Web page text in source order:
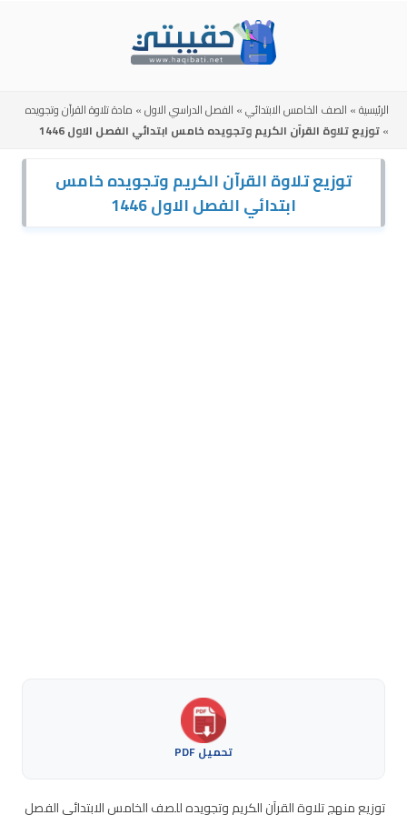
الرئيسية» الصف الخامس الابتدائي» الفصل الدراسي الاول» مادة تلاوة القرآن وتجويده
»توزيع تلاوة القرآن الكريم وتجويده خامس ابتدائي الفصل الاول 1446
توزيع تلاوة القرآن الكريم وتجويده خامس
ابتدائي الفصل الاول 1446
تحميل PDF
توزيع منهج تلاوة القرآن الكريم وتجويده للصف الخامس الابتدائي الفصل